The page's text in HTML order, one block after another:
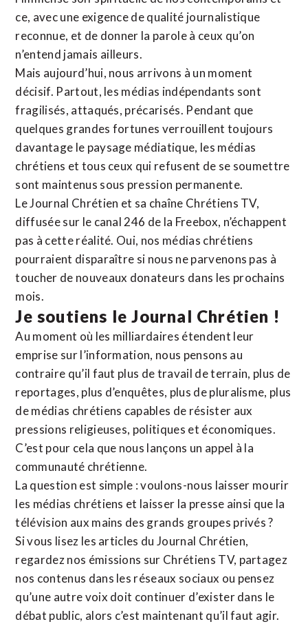
ce, avec une exigence de qualité journalistique
reconnue, et de donner la parole à ceux qu’on
n’entend jamais ailleurs.
Mais aujourd’hui, nous arrivons à un moment
décisif. Partout, les médias indépendants sont
fragilisés, attaqués, précarisés. Pendant que
quelques grandes fortunes verrouillent toujours
davantage le paysage médiatique, les médias
chrétiens et tous ceux qui refusent de se soumettre
sont maintenus sous pression permanente.
Le Journal Chrétien et sa chaîne Chrétiens TV,
diffusée sur le canal 246 de la Freebox, n’échappent
pas à cette réalité. Oui, nos médias chrétiens
pourraient disparaître si nous ne parvenons pas à
toucher de nouveaux donateurs dans les prochains
mois.
Je soutiens le Journal Chrétien !
Au moment où les milliardaires étendent leur
emprise sur l’information, nous pensons au
contraire qu’il faut plus de travail de terrain, plus de
reportages, plus d’enquêtes, plus de pluralisme, plus
de médias chrétiens capables de résister aux
pressions religieuses, politiques et économiques.
C’est pour cela que nous lançons un appel à la
communauté chrétienne.
La question est simple : voulons-nous laisser mourir
les médias chrétiens et laisser la presse ainsi que la
télévision aux mains des grands groupes privés ?
Si vous lisez les articles du Journal Chrétien,
regardez nos émissions sur Chrétiens TV, partagez
nos contenus dans les réseaux sociaux ou pensez
qu’une autre voix doit continuer d’exister dans le
débat public, alors c’est maintenant qu’il faut agir.